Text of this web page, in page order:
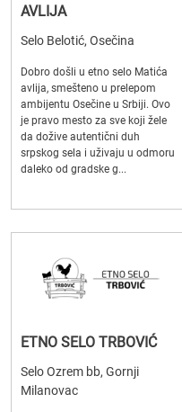
AVLIJA
Selo Belotić, Osečina
Dobro došli u etno selo Matića
avlija, smešteno u prelepom
ambijentu Osečine u Srbiji. Ovo
je pravo mesto za sve koji žele
da dožive autentični duh
srpskog sela i uživaju u odmoru
daleko od gradske g...
ETNO SELO TRBOVIĆ
Selo Ozrem bb, Gornji
Milanovac